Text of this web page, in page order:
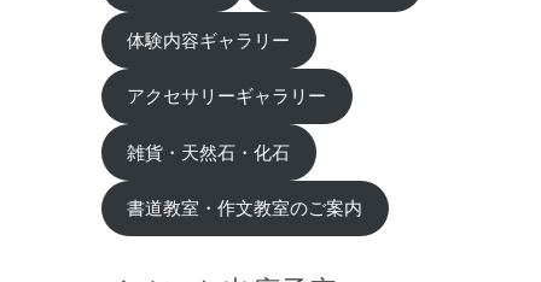
体験内容ギャラリー
アクセサリーギャラリー
雑貨・天然石・化石
書道教室・作文教室のご案内